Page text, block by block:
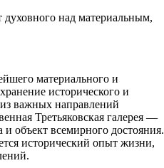
над материальным,
материального и
исторического и
из важных направлений
Третьяковская галерея —
объект всемирного достояния.
исторический опыт жизни,